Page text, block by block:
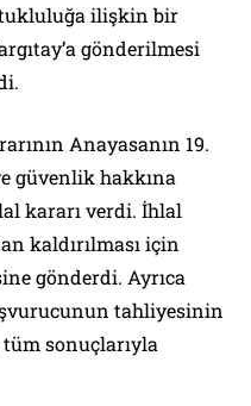
ilişkin bir
gönderilmesi
Anayasanın 19.
güvenlik hakkına
kararı verdi. İhlal
kaldırılması için
gönderdi. Ayrıca
tahliyesinin
sonuçlarıyla